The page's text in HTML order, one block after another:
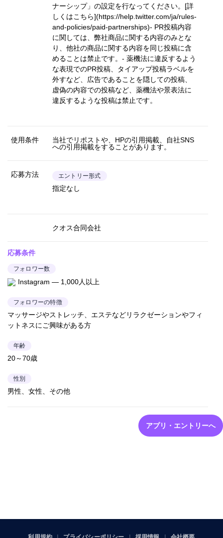
ナーシップ」の設定を行なってください。 [詳
しくはこちら](https://help.twitter.com/ja/rules-
and-policies/paid-partnerships)- PR投稿内容
に関しては、弊社商品に関する内容のみとな
り、他社の商品に関する内容を同じ投稿に含
めることは禁止です。- 薬機法に違反するよう
な表現でのPR投稿、タイアップ投稿ラベルを
外すなど、広告であることを隠しての投稿、
虚偽の内容での投稿など、薬機法や景表法に
違反するような投稿は禁止です。
使用条件
当社でリポストや、HPの引用掲載、自社SNS
への引用掲載をすることがあります。
応募方法 エントリー形式
指定なし
クオス合同会社
応募条件
フォロワー数
Instagram — 1,000人以上
フォロワーの特徴
マッサージやストレッチ、エステなどリラクゼーションやフィ
ットネスにご興味がある方
年齢
20～70歳
性別
男性、女性、その他
アプリ・エントリーへ